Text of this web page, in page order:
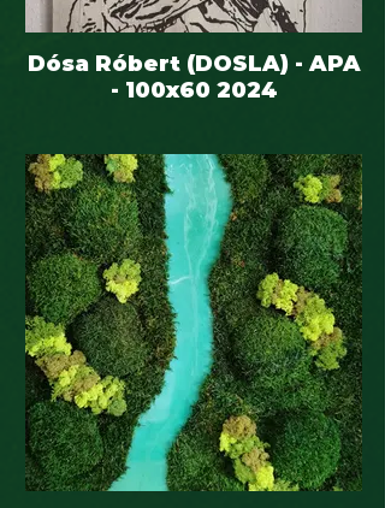
Dósa Róbert (DOSLA) - APA
- 100x60 2024